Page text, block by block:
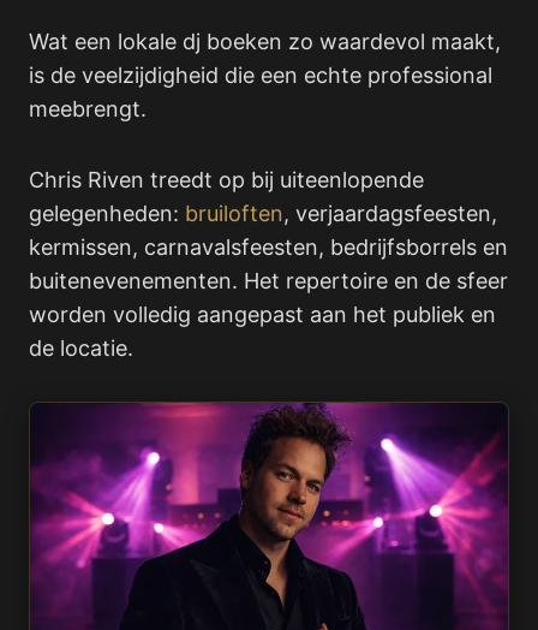
Wat een lokale dj boeken zo waardevol maakt,
is de veelzijdigheid die een echte professional
meebrengt.
Chris Riven treedt op bij uiteenlopende
gelegenheden: bruiloften, verjaardagsfeesten,
kermissen, carnavalsfeesten, bedrijfsborrels en
buitenevenementen. Het repertoire en de sfeer
worden volledig aangepast aan het publiek en
de locatie.